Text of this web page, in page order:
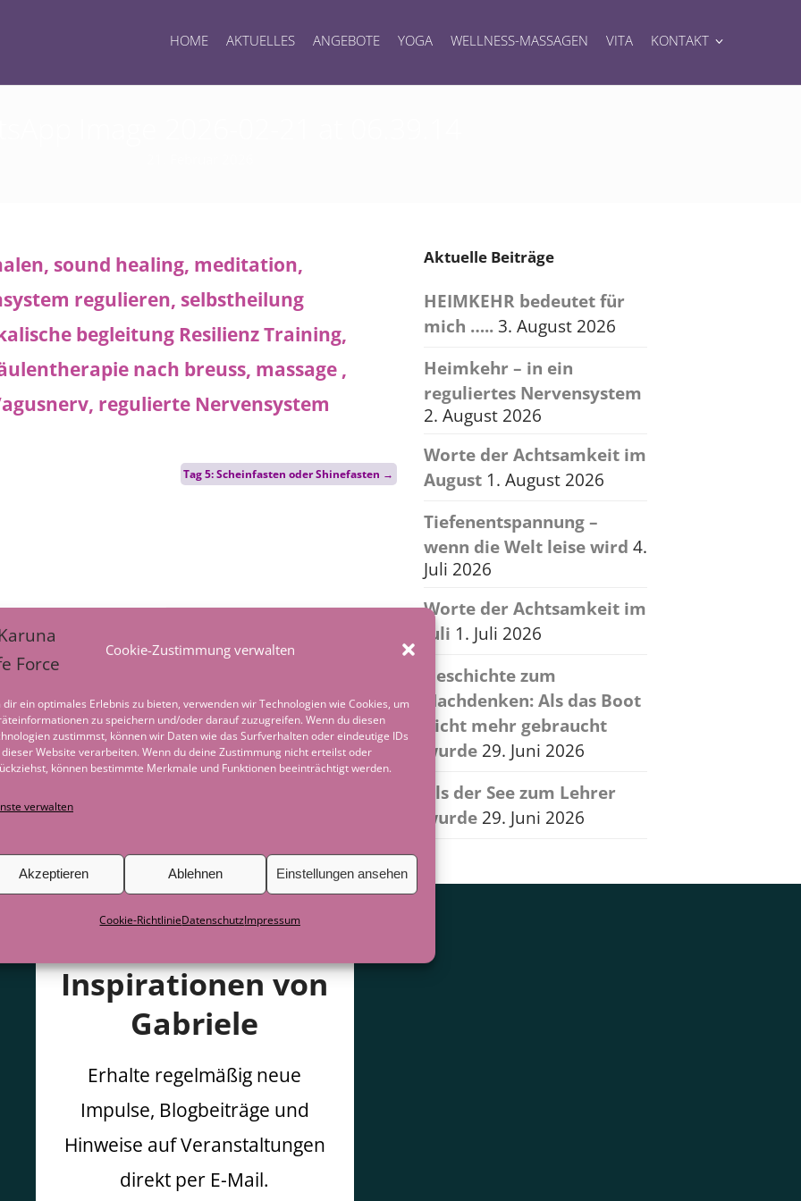
Cookie-Zustimmung verwalten
dir ein optimales Erlebnis zu bieten, verwenden wir Technologien wie Cookies, um
zu speichern und/oder darauf zuzugreifen. Wenn du diesen
zustimmst, können wir Daten wie das Surfverhalten oder eindeutige IDs
Website verarbeiten. Wenn du deine Zustimmung nicht erteilst oder
können bestimmte Merkmale und Funktionen beeinträchtigt werden.
verwalten
Akzeptieren Ablehnen Einstellungen ansehen
Cookie-RichtlinieDatenschutzImpressum
HOME AKTUELLES ANGEBOTE YOGA WELLNESS-MASSAGEN VITA KONTAKT
Tag 5: Scheinfasten oder Shinefasten →
Aktuelle Beiträge
HEIMKEHR bedeutet für
mich …..3. August 2026
Heimkehr – in ein
reguliertes Nervensystem
2. August 2026
Worte der Achtsamkeit im
August 1. August 2026
Tiefenentspannung –
wenn die Welt leise wird 4.
Juli 2026
Worte der Achtsamkeit im
Juli 1. Juli 2026
Geschichte zum
Nachdenken: Als das Boot
nicht mehr gebraucht
wurde 29. Juni 2026
Als der See zum Lehrer
wurde 29. Juni 2026
Inspirationen von
Gabriele
Erhalte regelmäßig neue
Impulse, Blogbeiträge und
Hinweise auf Veranstaltungen
direkt per E-Mail.